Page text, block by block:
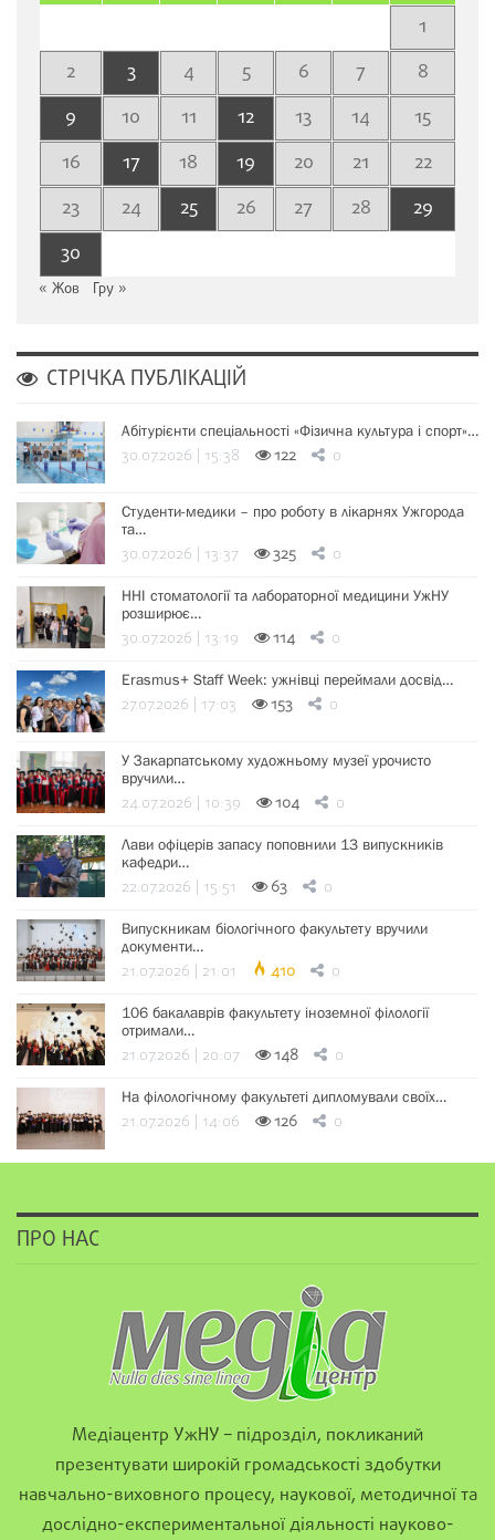
1
2
3 4 5 6 7
8
9
10 11 12 13 14
15
16
17 18 19 20 21
22
23
24 25 26 27 28
29
30
« Жов Гру »
СТРІЧКА ПУБЛІКАЦІЙ
Абітурієнти спеціальності «Фізична культура і спорт»…
30.07.2026 | 15:38 122 0
Студенти-медики – про роботу в лікарнях Ужгорода
та…
30.07.2026 | 13:37 325 0
ННІ стоматології та лабораторної медицини УжНУ
розширює…
30.07.2026 | 13:19 114 0
Erasmus+ Staff Week: ужнівці переймали досвід…
27.07.2026 | 17:03 153 0
У Закарпатському художньому музеї урочисто
вручили…
24.07.2026 | 10:39 104 0
Лави офіцерів запасу поповнили 13 випускників
кафедри…
22.07.2026 | 15:51 63 0
Випускникам біологічного факультету вручили
документи…
21.07.2026 | 21:01 410 0
106 бакалаврів факультету іноземної філології
отримали…
21.07.2026 | 20:07 148 0
На філологічному факультеті дипломували своїх…
21.07.2026 | 14:06 126 0
ПРО НАС
Медіацентр УжНУ – підрозділ, покликаний
презентувати широкій громадськості здобутки
навчально-виховного процесу, наукової, методичної та
дослідно-експериментальної діяльності науково-